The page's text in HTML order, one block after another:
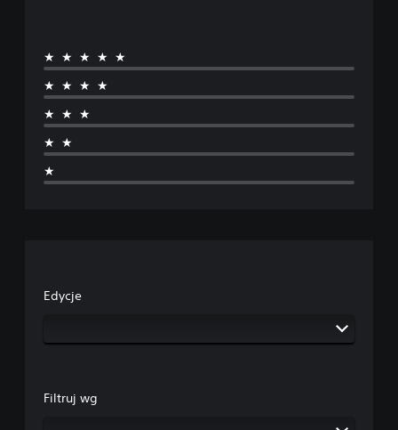
★★★★★
★★★★
★★★
★★
★
Edycje
Filtruj wg